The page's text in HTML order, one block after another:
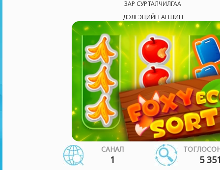
ЗАР СУРТАЛЧИЛГАА
ДЭЛГЭЦИЙН АГШИН
САНАЛ
1 5